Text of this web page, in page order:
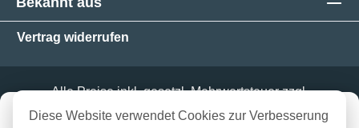
in 3-5 Werktagen bei dir
Vertrag widerrufen
Alle Preise inkl. gesetzl. Mehrwertsteuer zzgl.
Versandkosten und ggf. Nachnahmegebühren, wenn
Diese Website verwendet Cookies zur Verbesserung